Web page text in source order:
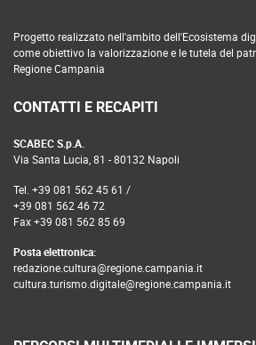
Progetto realizzato nell'ambito dell'Ecosistema
come obiettivo la valorizzazione e le tutela del
Regione Campania
CONTATTI E RECAPITI
SCABEC S.p.A.
Via Santa Lucia, 81 - 80132 Napoli
Tel. +39 081 562 45 61 /
+39 081 562 46 72
Fax +39 081 562 85 69
Posta elettronica:
redazione.cultura@regione.campania.it
cultura.turismo.digitale@regione.campania.it